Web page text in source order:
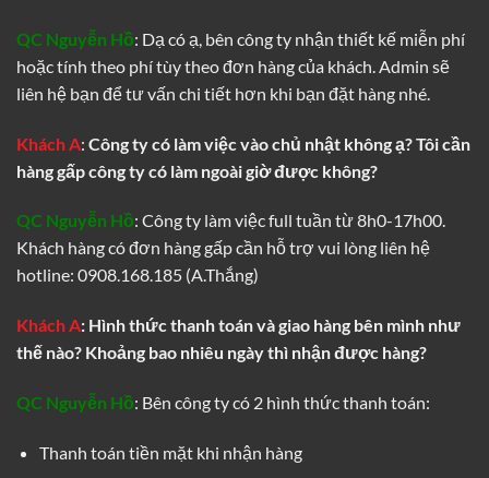
QC Nguyễn Hồ: Dạ có ạ, bên công ty nhận thiết kế miễn phí
hoặc tính theo phí tùy theo đơn hàng của khách. Admin sẽ
liên hệ bạn để tư vấn chi tiết hơn khi bạn đặt hàng nhé.
Khách A: Công ty có làm việc vào chủ nhật không ạ? Tôi cần
hàng gấp công ty có làm ngoài giờ được không?
QC Nguyễn Hồ: Công ty làm việc full tuần từ 8h0-17h00.
Khách hàng có đơn hàng gấp cần hỗ trợ vui lòng liên hệ
hotline: 0908.168.185 (A.Thắng)
Khách A: Hình thức thanh toán và giao hàng bên mình như
thế nào? Khoảng bao nhiêu ngày thì nhận được hàng?
QC Nguyễn Hồ: Bên công ty có 2 hình thức thanh toán:
Thanh toán tiền mặt khi nhận hàng